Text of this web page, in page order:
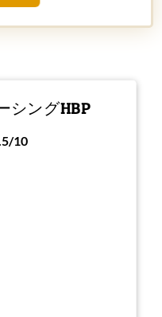
シングHBP
10